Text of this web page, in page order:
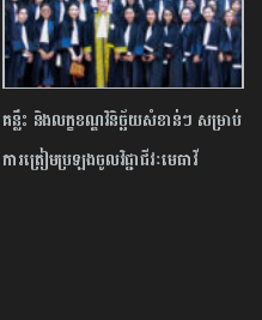
គន្លឹះ​ និង​លក្ខខណ្ឌ​វិនិច្ឆ័យ​សំខាន់​ៗ​ សម្រាប់​
ការ​ត្រៀម​ប្រឡង​ចូល​វិជ្ជាជីវៈ​មេធាវី​